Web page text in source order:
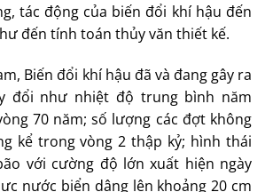
tác động của biến đổi khí hậu đến
đến tính toán thủy văn thiết kế.
Biến đổi khí hậu đã và đang gây ra
đổi như nhiệt độ trung bình năm
70 năm; số lượng các đợt không
kể trong vòng 2 thập kỷ; hình thái
với cường độ lớn xuất hiện ngày
nước biển dâng lên khoảng 20 cm